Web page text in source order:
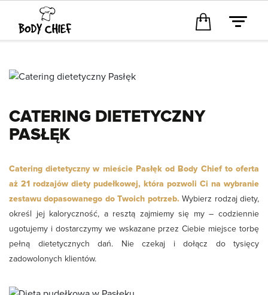
CATERING DIETETYCZNY
PASŁĘK
Catering dietetyczny w mieście Pasłęk od Body Chief to oferta
aż 21 rodzajów diety pudełkowej, która pozwoli Ci na wybranie
zestawu dopasowanego do Twoich potrzeb. Wybierz rodzaj diety,
określ jej kaloryczność, a resztą zajmiemy się my – codziennie
ugotujemy i dostarczymy we wskazane przez Ciebie miejsce torbę
pełną dietetycznych dań. Nie czekaj i dołącz do tysięcy
zadowolonych klientów.